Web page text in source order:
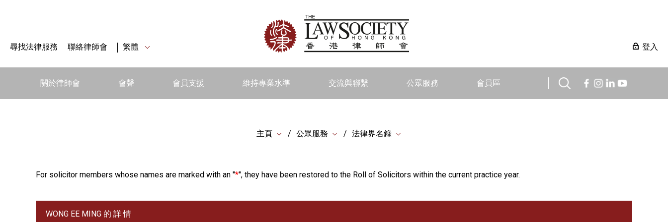
尋找法律服務 聯絡律師會 繁體 登入
關於律師會 會聲 會員支援 維持專業水準 交流與聯繫 公眾服務 會員區
主頁 公眾服務 法律界名錄
For solicitor members whose names are marked with an "*", they have been restored to the Roll of Solicitors within the current practice year.
WONG EE MING 的 詳 情